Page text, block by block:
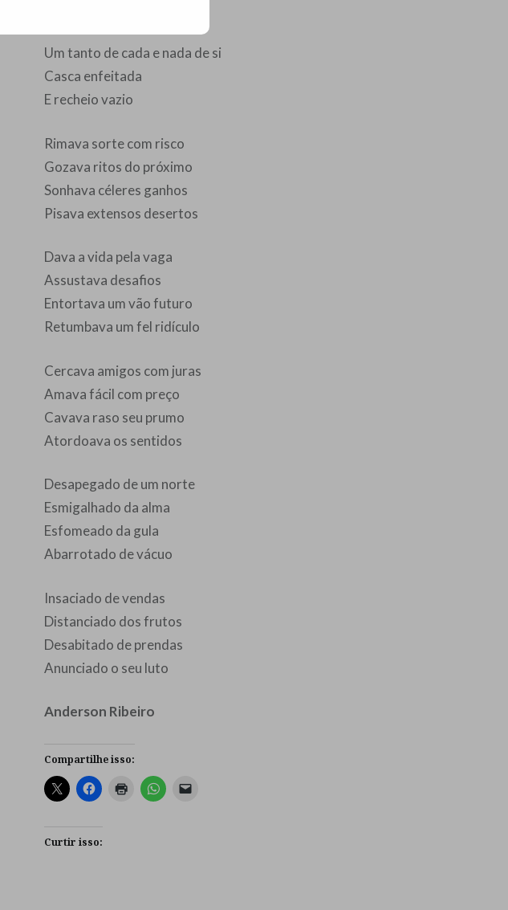
Um tanto de cada e nada de si
Casca enfeitada
E recheio vazio
Rimava sorte com risco
Gozava ritos do próximo
Sonhava céleres ganhos
Pisava extensos desertos
Dava a vida pela vaga
Assustava desafios
Entortava um vão futuro
Retumbava um fel ridículo
Cercava amigos com juras
Amava fácil com preço
Cavava raso seu prumo
Atordoava os sentidos
Desapegado de um norte
Esmigalhado da alma
Esfomeado da gula
Abarrotado de vácuo
Insaciado de vendas
Distanciado dos frutos
Desabitado de prendas
Anunciado o seu luto
Anderson Ribeiro
Compartilhe isso:
Curtir isso: